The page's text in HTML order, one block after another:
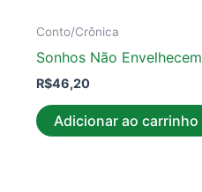
Conto/Crônica
Sonhos Não Envelhecem
R$46,20
Adicionar ao carrinho